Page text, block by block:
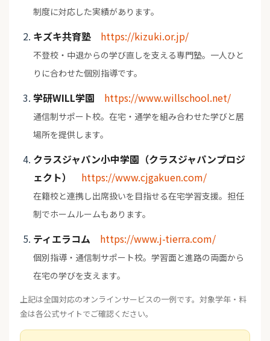
制度に対応した実績があります。
キズキ共育塾 https://kizuki.or.jp/
不登校・中退からの学び直しを支える専門塾。一人ひと
りに合わせた個別指導です。
学研WILL学園 https://www.willschool.net/
通信制サポート校。在宅・通学を組み合わせた学びと居
場所を提供します。
クラスジャパン小中学園（クラスジャパンプロジ
ェクト）
https://www.cjgakuen.com/
在籍校と連携し出席扱いを目指せる在宅学習支援。担任
制でホームルームもあります。
ティエラコム https://www.j-tierra.com/
個別指導・通信制サポート校。学習面と進路の両面から
在宅の学びを支えます。
上記は全国対応のオンラインサービスの一例です。対象学年・料
金は各公式サイトでご確認ください。